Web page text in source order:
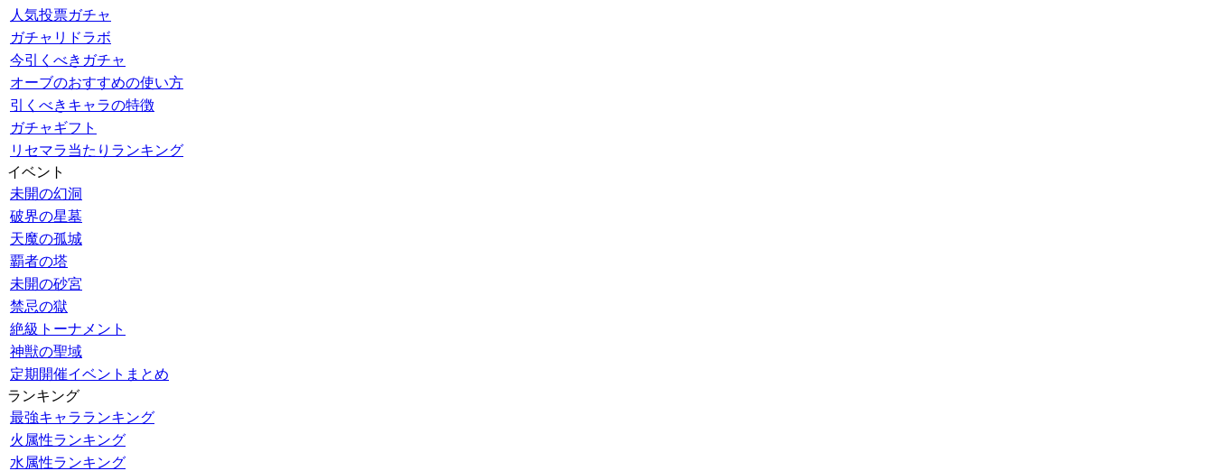
人気投票ガチャ
ガチャリドラボ
今引くべきガチャ
オーブのおすすめの使い方
引くべきキャラの特徴
ガチャギフト
リセマラ当たりランキング
イベント
未開の幻洞
破界の星墓
天魔の孤城
覇者の塔
未開の砂宮
禁忌の獄
絶級トーナメント
神獣の聖域
定期開催イベントまとめ
ランキング
最強キャラランキング
火属性ランキング
水属性ランキング